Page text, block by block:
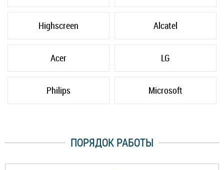
Highscreen Alcatel
Acer LG
Philips Microsoft
ПОРЯДОК РАБОТЫ